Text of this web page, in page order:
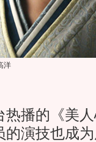
洋
播的《美人
演技也成